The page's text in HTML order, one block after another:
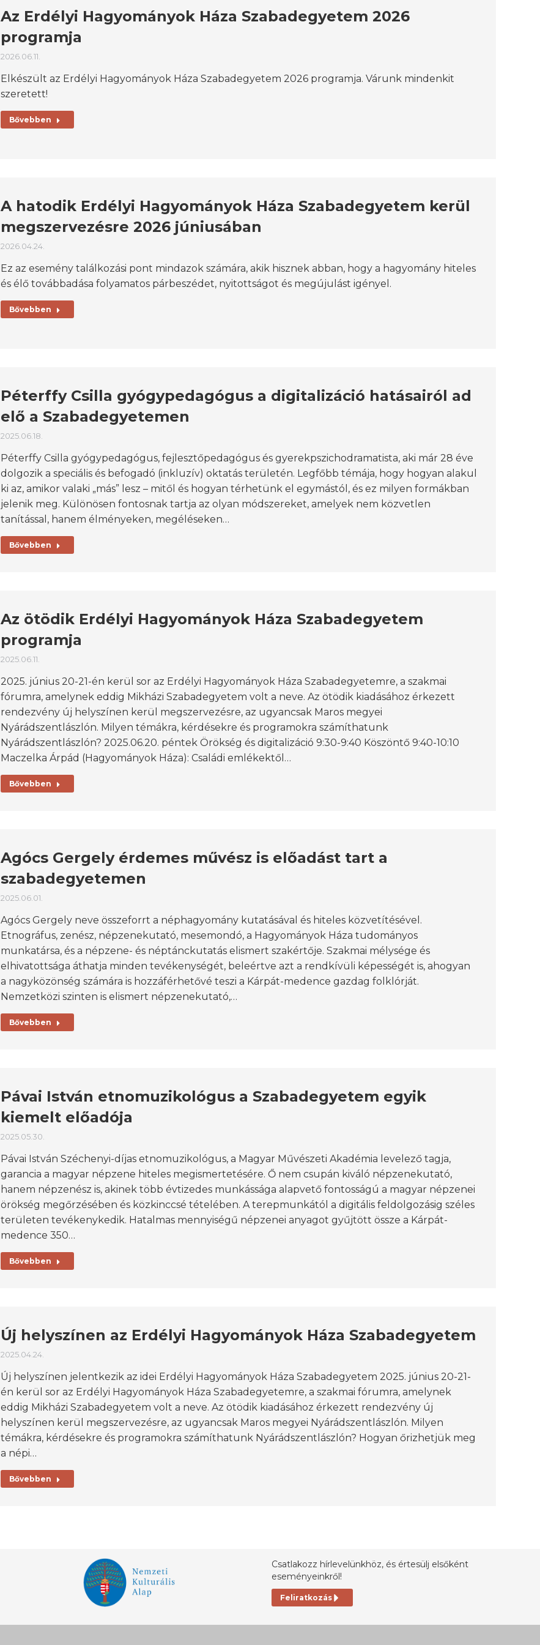
Az Erdélyi Hagyományok Háza Szabadegyetem 2026
programja
2026.06.11.
Elkészült az Erdélyi Hagyományok Háza Szabadegyetem 2026 programja. Várunk mindenkit
szeretett!
Bővebben
A hatodik Erdélyi Hagyományok Háza Szabadegyetem kerül
megszervezésre 2026 júniusában
2026.04.24.
Ez az esemény találkozási pont mindazok számára, akik hisznek abban, hogy a hagyomány hiteles
és élő továbbadása folyamatos párbeszédet, nyitottságot és megújulást igényel.
Bővebben
Péterffy Csilla gyógypedagógus a digitalizáció hatásairól ad
elő a Szabadegyetemen
2025.06.18.
Péterffy Csilla gyógypedagógus, fejlesztőpedagógus és gyerekpszichodramatista, aki már 28 éve
dolgozik a speciális és befogadó (inkluzív) oktatás területén. Legfőbb témája, hogy hogyan alakul
ki az, amikor valaki „más” lesz – mitől és hogyan térhetünk el egymástól, és ez milyen formákban
jelenik meg. Különösen fontosnak tartja az olyan módszereket, amelyek nem közvetlen
tanítással, hanem élményeken, megéléseken…
Bővebben
Az ötödik Erdélyi Hagyományok Háza Szabadegyetem
programja
2025.06.11.
2025. június 20-21-én kerül sor az Erdélyi Hagyományok Háza Szabadegyetemre, a szakmai
fórumra, amelynek eddig Mikházi Szabadegyetem volt a neve. Az ötödik kiadásához érkezett
rendezvény új helyszínen kerül megszervezésre, az ugyancsak Maros megyei
Nyárádszentlászlón. Milyen témákra, kérdésekre és programokra számíthatunk
Nyárádszentlászlón? 2025.06.20. péntek Örökség és digitalizáció 9:30-9:40 Köszöntő 9:40-10:10
Maczelka Árpád (Hagyományok Háza): Családi emlékektől…
Bővebben
Agócs Gergely érdemes művész is előadást tart a
szabadegyetemen
2025.06.01.
Agócs Gergely neve összeforrt a néphagyomány kutatásával és hiteles közvetítésével.
Etnográfus, zenész, népzenekutató, mesemondó, a Hagyományok Háza tudományos
munkatársa, és a népzene- és néptánckutatás elismert szakértője. Szakmai mélysége és
elhivatottsága áthatja minden tevékenységét, beleértve azt a rendkívüli képességét is, ahogyan
a nagyközönség számára is hozzáférhetővé teszi a Kárpát-medence gazdag folklórját.
Nemzetközi szinten is elismert népzenekutató,…
Bővebben
Pávai István etnomuzikológus a Szabadegyetem egyik
kiemelt előadója
2025.05.30.
Pávai István Széchenyi-díjas etnomuzikológus, a Magyar Művészeti Akadémia levelező tagja,
garancia a magyar népzene hiteles megismertetésére. Ő nem csupán kiváló népzenekutató,
hanem népzenész is, akinek több évtizedes munkássága alapvető fontosságú a magyar népzenei
örökség megőrzésében és közkinccsé tételében. A terepmunkától a digitális feldolgozásig széles
területen tevékenykedik. Hatalmas mennyiségű népzenei anyagot gyűjtött össze a Kárpát-
medence 350…
Bővebben
Új helyszínen az Erdélyi Hagyományok Háza Szabadegyetem
2025.04.24.
Új helyszínen jelentkezik az idei Erdélyi Hagyományok Háza Szabadegyetem 2025. június 20-21-
én kerül sor az Erdélyi Hagyományok Háza Szabadegyetemre, a szakmai fórumra, amelynek
eddig Mikházi Szabadegyetem volt a neve. Az ötödik kiadásához érkezett rendezvény új
helyszínen kerül megszervezésre, az ugyancsak Maros megyei Nyárádszentlászlón. Milyen
témákra, kérdésekre és programokra számíthatunk Nyárádszentlászlón? Hogyan őrizhetjük meg
a népi…
Bővebben
Csatlakozz hírlevelünkhöz, és értesülj elsőként
eseményeinkről!
Feliratkozás